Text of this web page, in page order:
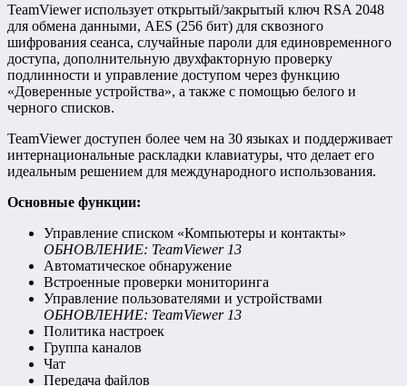
TeamViewer использует открытый/закрытый ключ RSA 2048
для обмена данными, AES (256 бит) для сквозного
шифрования сеанса, случайные пароли для единовременного
доступа, дополнительную двухфакторную проверку
подлинности и управление доступом через функцию
«Доверенные устройства», а также с помощью белого и
черного списков.
TeamViewer доступен более чем на 30 языках и поддерживает
интернациональные раскладки клавиатуры, что делает его
идеальным решением для международного использования.
Основные функции:
Управление списком «Компьютеры и контакты»
ОБНОВЛЕНИЕ: TeamViewer 13
Автоматическое обнаружение
Встроенные проверки мониторинга
Управление пользователями и устройствами
ОБНОВЛЕНИЕ: TeamViewer 13
Политика настроек
Группа каналов
Чат
Передача файлов